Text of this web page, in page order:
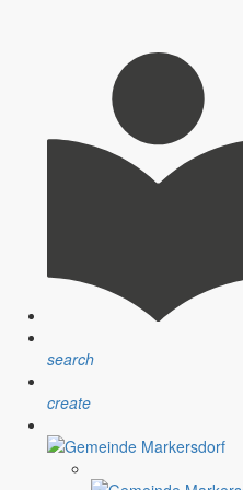
search
create
und dem DZA herstellen.
Natur und die Nähe zu
gearbeitet.